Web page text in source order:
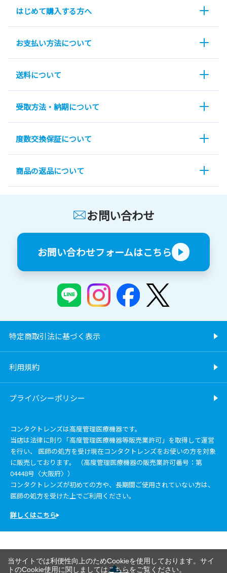
はじめて購入する方へ
お支払い方法について
送料について
受取方法・納期について
度数交換保証について
商品の返品について
お問い合わせ
お問い合わせフォームはこちら
特定商取引法に基づく表示
利用規約
プライバシーポリシー
コンタクトレンズは高度管理医療機器です。
当店は法律に則り「高度管理医療機器等販売業許可」を取得して運営
を行い、 医師の処方を受け現在コンタクトレンズをお使いの方を対象
に販売しております。 （高度管理医療機器の販売業許可番号：第
04448号〈大阪府〉）
コンタクトレンズが初めての方や、長期間ご使用されていない方は、
医師の処方を受けた上でご利用ください。
詳しくはこちら
当サイトでは利便性向上のためCookieを使用しております。サイ
トのCookie使用に関しましてはこちらをご覧ください。